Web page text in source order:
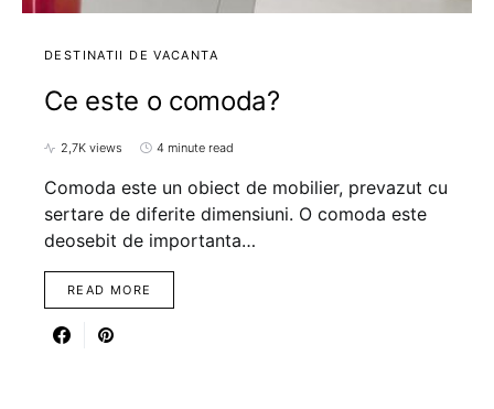
DESTINATII DE VACANTA
Ce este o comoda?
2,7K views 4 minute read
Comoda este un obiect de mobilier, prevazut cu
sertare de diferite dimensiuni. O comoda este
deosebit de importanta…
READ MORE